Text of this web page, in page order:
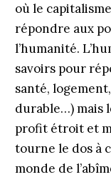
où le
répondre aux
l’humanité.
savoirs pour
santé,
durable…) mais
profit étroit et
tourne le dos à
monde de